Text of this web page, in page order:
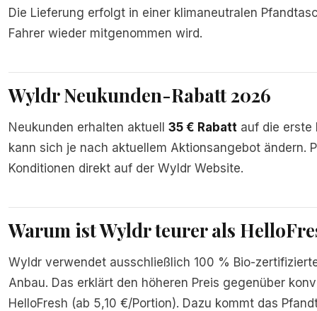
Die Lieferung erfolgt in einer klimaneutralen
Fahrer wieder mitgenommen wird.
Wyldr Neukunden-Rabatt 2026
Neukunden erhalten aktuell 35 € Rabatt auf die erste
kann sich je nach aktuellem Aktionsangebot ändern.
Konditionen direkt auf der Wyldr Website.
Warum ist Wyldr teurer als
Wyldr verwendet ausschließlich 100 % Bio-
Anbau. Das erklärt den höheren Preis gegenüber
HelloFresh (ab 5,10 €/Portion). Dazu kommt das